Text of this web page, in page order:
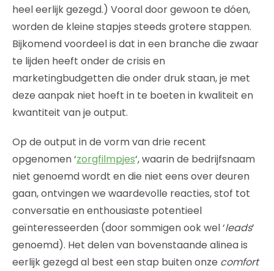
heel eerlijk gezegd.) Vooral door gewoon te dóen,
worden de kleine stapjes steeds grotere stappen.
Bijkomend voordeel is dat in een branche die zwaar
te lijden heeft onder de crisis en
marketingbudgetten die onder druk staan, je met
deze aanpak niet hoeft in te boeten in kwaliteit en
kwantiteit van je output.
Op de output in de vorm van drie recent
opgenomen ‘zorgfilmpjes‘, waarin de bedrijfsnaam
niet genoemd wordt en die niet eens over deuren
gaan, ontvingen we waardevolle reacties, stof tot
conversatie en enthousiaste potentieel
geïnteresseerden (door sommigen ook wel ‘leads’
genoemd). Het delen van bovenstaande alinea is
eerlijk gezegd al best een stap buiten onze comfort